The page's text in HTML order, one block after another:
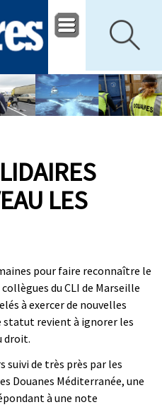
LES
pour faire reconnaître le
du CLI de Marseille
à exercer de nouvelles
statut revient à ignorer les
droit.
suivi de très près par les
Douanes Méditerranée, une
à une note